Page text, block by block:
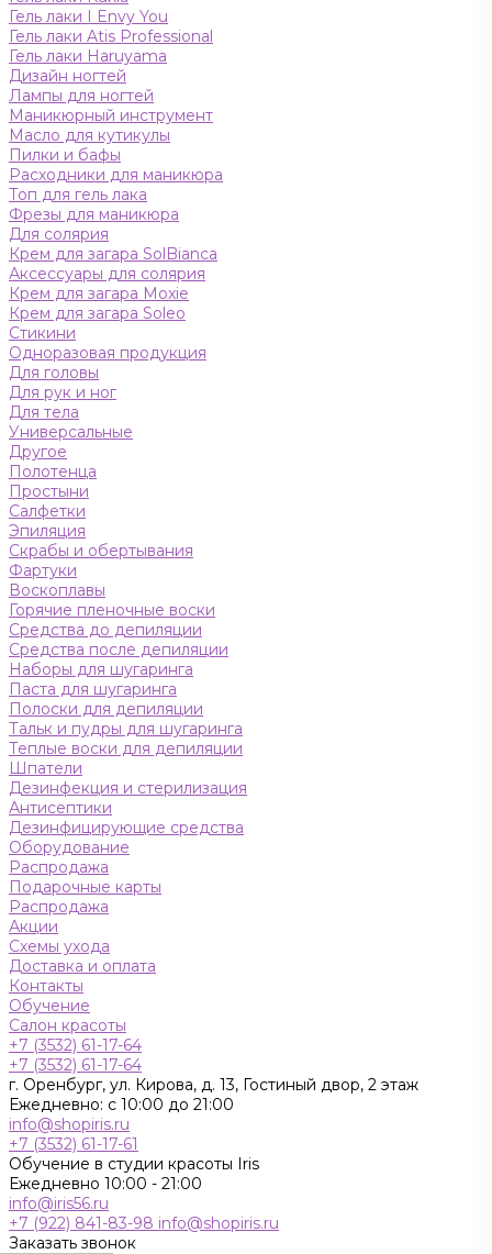
Гель лаки I Envy You
Гель лаки Atis Professional
Гель лаки Haruyama
Дизайн ногтей
Лампы для ногтей
Маникюрный инструмент
Масло для кутикулы
Пилки и бафы
Расходники для маникюра
Топ для гель лака
Фрезы для маникюра
Для солярия
Крем для загара SolBianca
Аксессуары для солярия
Крем для загара Moxie
Крем для загара Soleo
Стикини
Одноразовая продукция
Для головы
Для рук и ног
Для тела
Универсальные
Другое
Полотенца
Простыни
Салфетки
Эпиляция
Скрабы и обертывания
Фартуки
Воскоплавы
Горячие пленочные воски
Средства до депиляции
Средства после депиляции
Наборы для шугаринга
Паста для шугаринга
Полоски для депиляции
Тальк и пудры для шугаринга
Теплые воски для депиляции
Шпатели
Дезинфекция и стерилизация
Антисептики
Дезинфицирующие средства
Оборудование
Распродажа
Подарочные карты
Распродажа
Акции
Схемы ухода
Доставка и оплата
Контакты
Обучение
Салон красоты
+7 (3532) 61-17-64
+7 (3532) 61-17-64
г. Оренбург, ул. Кирова, д. 13, Гостиный двор, 2 этаж
Ежедневно: с 10:00 до 21:00
info@shopiris.ru
+7 (3532) 61-17-61
Обучение в студии красоты Iris
Ежедневно 10:00 - 21:00
info@iris56.ru
+7 (922) 841-83-98 info@shopiris.ru
Заказать звонок